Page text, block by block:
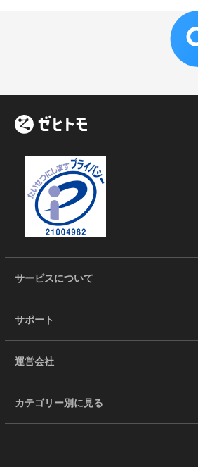
サービスについて
サポート
運営会社
カテゴリー別に見る